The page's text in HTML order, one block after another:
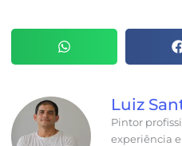
Luiz
Pintor
experiência